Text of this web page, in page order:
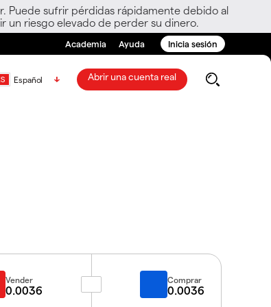
Puede sufrir pérdidas rápidamente debido al
un riesgo elevado de perder su dinero.
Academia Ayuda Inicia sesión
Español Abrir una cuenta real
Vender
0.0036
Comprar
0.0036